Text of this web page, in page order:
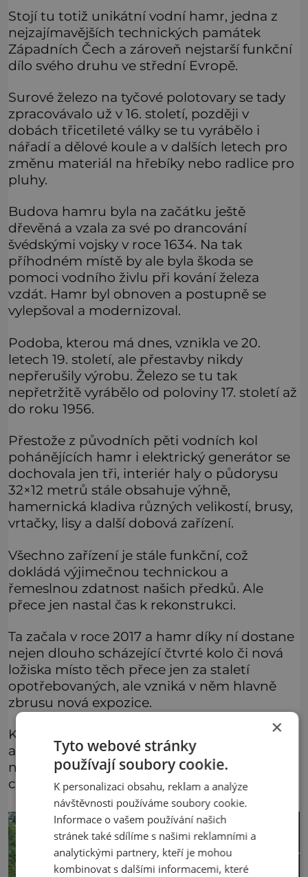
Stojí tu totiž unikátní vodní hamr, jedna z
nejzajímavějších technických památek
Západních Čech a zároveň nejstarší funkční
dílo svého druhu ve střední Evropě.
Surové železo na tyčové polotovary se tady
zpracovávalo už v 16. století, později v
dobách třicetileté války se tu vyrábělo i
nářadí a dělové koule a v dalších letech pro
změnu materiál na hřebíky nebo radlice pro
pluhy.
Budova hamru byla na začátku ještě
dřevěná a vzala za své po drancování
švédskými vojsky v roce 1634. Na tak
příhodném místě by ale byla škoda se
pomoci vodního živlu při kování železa
vzdát. Hamr byl obnoven a postupně se
vylepšoval a modernizoval.
Podoba, kterou má dnes, vznikla ve 20.
letech 19. století, ale přestavby nikdy
nepřerušily výrobu. Železo se tu tak
nepřetržitě vyrábělo od poloviny 17. století až
do roku 1956.
Přestože z původních pěti vodních kol
pohánějících hamr i elektrický generátor se
dochovala jen tři, interiér haly o půdorysu
32×12 metrů stále obsahuje výhně,
hamernická kladiva různých velikostí, brusy,
vrtačky, lisy a další dobová zařízení.
Všechno zařízení je stále funkční, což
dokládá výjimečnou technickou a
řemeslnou zdatnost našich předků. Ale
přece jen nastal čas k rekonstrukci.
Ta začala v roce 2017 a hamr díky ní dostane
nejen dlouho scházející čtvrté kolo či nová
ložiska místo těch přece jen za staletí
opotřebovaných, ale vzniká v něm hlavně
zbrusu nová expozice.
Kromě toho objekt konečně získá kanalizaci
a také elektřina bude přepojena tak, aby
nerušila historický vzhled památkově
chráněné stavby.
×
Tyto webové stránky
používají soubory cookie.
K personalizaci obsahu, reklam a analýze
návštěvnosti používáme soubory cookie.
Informace o vašem používání našich
stránek také sdílíme s našimi reklamními a
analytickými partnery, kteří je mohou
kombinovat s dalšími informacemi, které